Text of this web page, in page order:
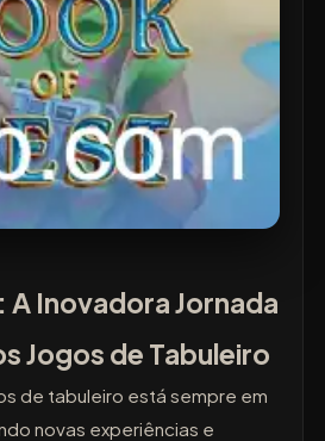
Inovadora Jornada
Jogos de Tabuleiro
de tabuleiro está sempre em
novas experiências e